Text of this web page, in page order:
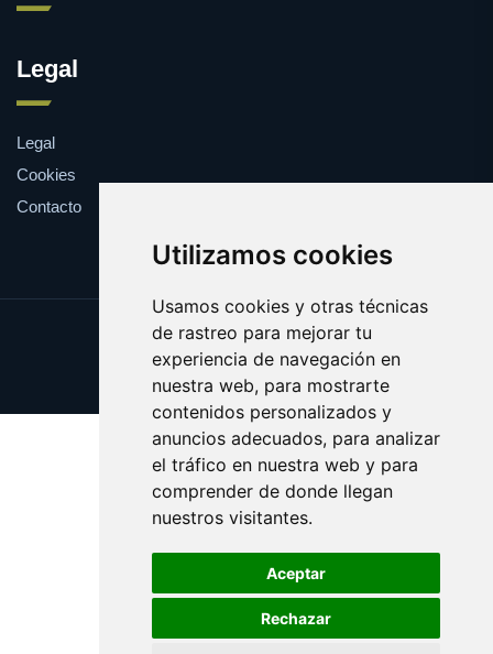
Utilizamos cookies
Usamos cookies y otras técnicas
de rastreo para mejorar tu
experiencia de navegación en
nuestra web, para mostrarte
contenidos personalizados y
anuncios adecuados, para analizar
el tráfico en nuestra web y para
comprender de donde llegan
nuestros visitantes.
Aceptar
Rechazar
Legal
Legal
Cookies
Contacto
Update cookies preferences
Copyright © 2025 elrefranero.es